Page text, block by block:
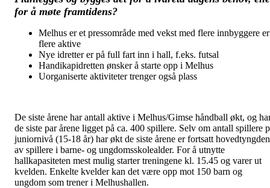
for å møte framtidens?
Melhus er et pressområde med vekst med flere innbyggere er
flere aktive
Nye idretter er på full fart inn i hall, f.eks. futsal
Handikapidretten ønsker å starte opp i Melhus
Uorganiserte aktiviteter trenger også plass
De siste årene har antall aktive i Melhus/Gimse håndball økt, og
de siste par årene ligget på ca. 400 spillere. Selv om antall spillere
juniornivå (15-18 år) har økt de siste årene er fortsatt hovedtyngden
av spillere i barne- og ungdomsskolealder. For å utnytte
hallkapasiteten mest mulig starter treningene kl. 15.45 og varer ut
kvelden. Enkelte kvelder kan det være opp mot 150 barn og
ungdom som trener i Melhushallen.